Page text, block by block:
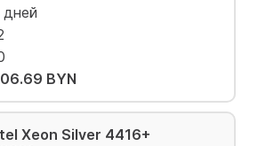
дней
BYN
Xeon Silver 4416+